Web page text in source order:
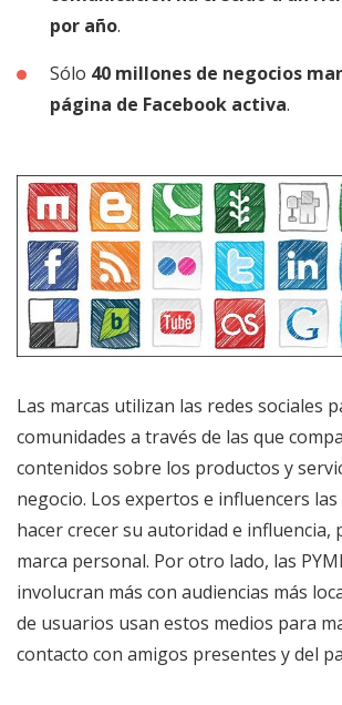
por año.
Sólo 40 millones de negocios
página de Facebook activa.
Las marcas utilizan las redes sociales
comunidades a través de las que
contenidos sobre los productos y
negocio. Los expertos e influencers
hacer crecer su autoridad e influencia,
marca personal. Por otro lado, las
involucran más con audiencias más
de usuarios usan estos medios para
contacto con amigos presentes y del